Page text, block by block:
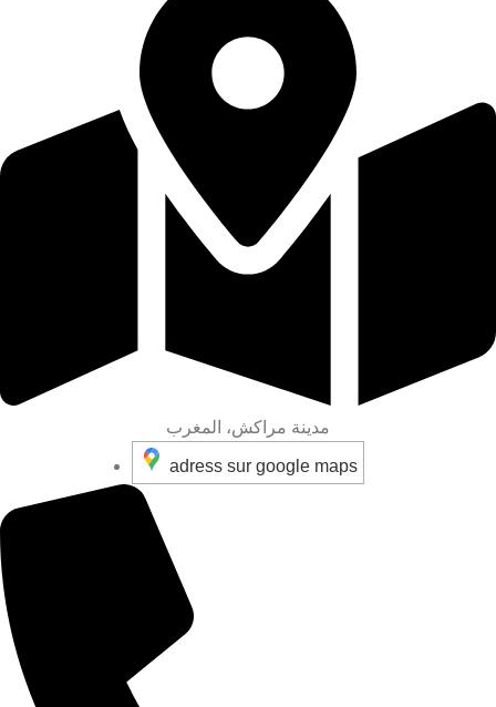
مدينة مراكش، المغرب
adress sur google maps